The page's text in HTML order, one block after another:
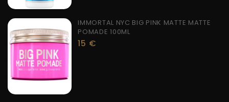
IMMORTAL NYC BIG PINK MATTE MATTE
POMADE 100ML
15 €